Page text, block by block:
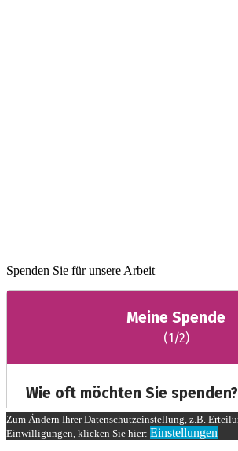
Spenden Sie für unsere Arbeit
Zum Ändern Ihrer Datenschutzeinstellung, z.B.
Einwilligungen, klicken Sie hier: Einstellungen